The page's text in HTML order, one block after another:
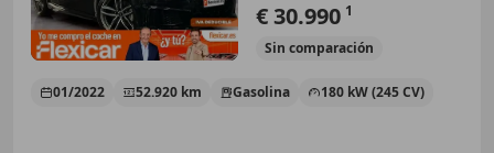
€ 30.990 1
Sin comparación
01/2022 52.920 km Gasolina 180 kW (245 CV)